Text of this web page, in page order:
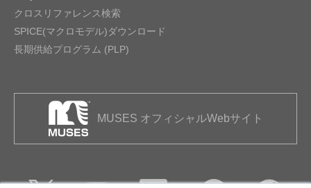
クロスリファレンス検索
SPICE(マクロモデル)ダウンロード
長期供給プログラム (PLP)
MUSES オフィシャルWebサイト